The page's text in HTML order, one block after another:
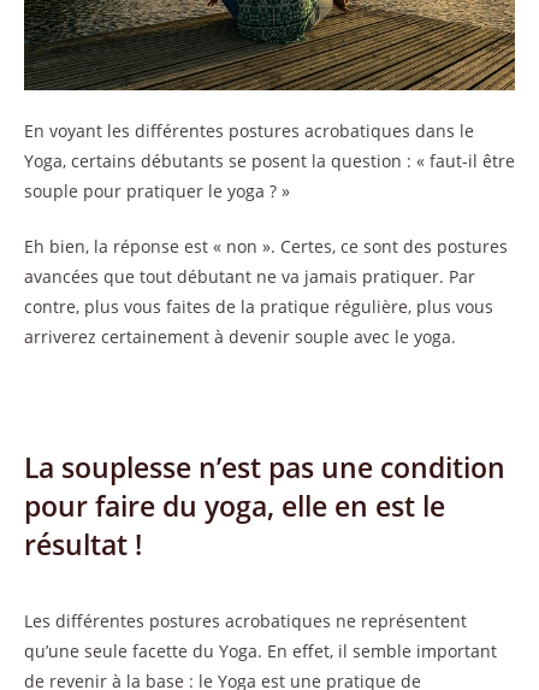
En voyant les différentes postures acrobatiques dans le
Yoga, certains débutants se posent la question : « faut-il être
souple pour pratiquer le yoga ? »
Eh bien, la réponse est « non ». Certes, ce sont des postures
avancées que tout débutant ne va jamais pratiquer. Par
contre, plus vous faites de la pratique régulière, plus vous
arriverez certainement à devenir souple avec le yoga.
La souplesse n’est pas une condition
pour faire du yoga, elle en est le
résultat !
Les différentes postures acrobatiques ne représentent
qu’une seule facette du Yoga. En effet, il semble important
de revenir à la base : le Yoga est une pratique de